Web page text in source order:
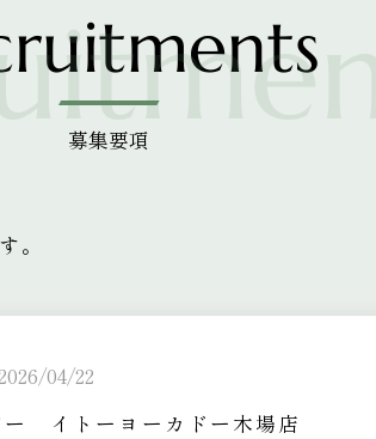
募集要項
。
04/22
ー イトーヨーカドー木場店